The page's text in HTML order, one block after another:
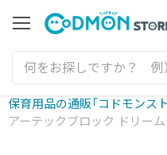
ュ
ー
保育用品の通販「コドモンスト
アーテックブロック ドリー